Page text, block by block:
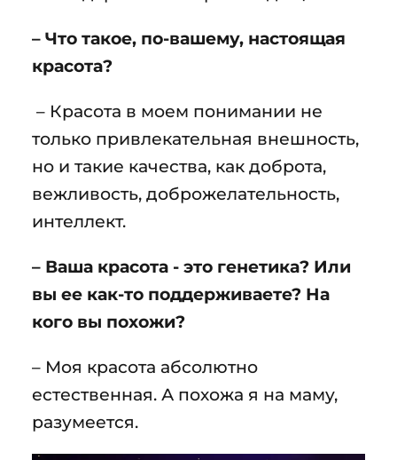
– Что такое, по-вашему, настоящая
красота?
– Красота в моем понимании не
только привлекательная внешность,
но и такие качества, как доброта,
вежливость, доброжелательность,
интеллект.
– Ваша красота - это генетика? Или
вы ее как-то поддерживаете? На
кого вы похожи?
– Моя красота абсолютно
естественная. А похожа я на маму,
разумеется.